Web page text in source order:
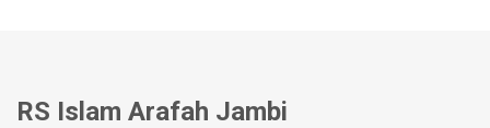
RS Islam Arafah Jambi